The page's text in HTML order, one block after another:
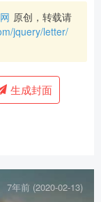
原创，转载请
jquery/letter/
生成封面
7年前 (2020-02-13)